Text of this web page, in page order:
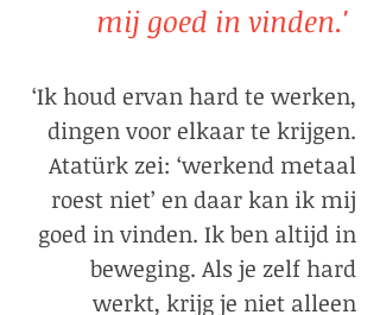
mij goed in vinden.'
‘Ik houd ervan hard te werken,
dingen voor elkaar te krijgen.
Atatürk zei: ‘werkend metaal
roest niet’ en daar kan ik mij
goed in vinden. Ik ben altijd in
beweging. Als je zelf hard
werkt, krijg je niet alleen